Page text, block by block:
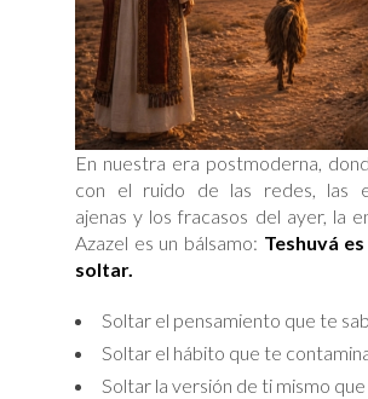
En nuestra era postmoderna,
con el ruido de las redes, las
ajenas y los fracasos del ayer, la
Azazel es un bálsamo: Teshuvá
soltar.
Soltar el pensamiento que te
Soltar el hábito que te
Soltar la versión de ti mismo